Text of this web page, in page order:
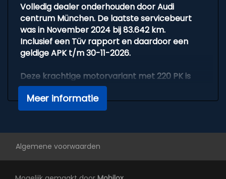
Automatische verlichting
Binnenspiegel aut. dimmend
Bluetooth voor bellen
Climate control
Dealer onderhouden
Elektrisch verstelbare stoelen
Inklapbare spiegels
Parkeersensoren voor en achter
Sport uitlaat
Volledig dealer onderhouden door Audi
centrum München. De laatste servicebeurt
was in November 2024 bij 83.642 km.
Inclusief een Tüv rapport en daardoor een
geldige APK t/m 30-11-2026.
Deze krachtige motorvariant met 220 PK is
uniek. In slechts 6,4 seconden is een sprint
naar 100 km/u en een topsnelheid van 233
km/u mogelijk.
op 14.9 km aardig zuinig.
Meer informatie
Algemene voorwaarden